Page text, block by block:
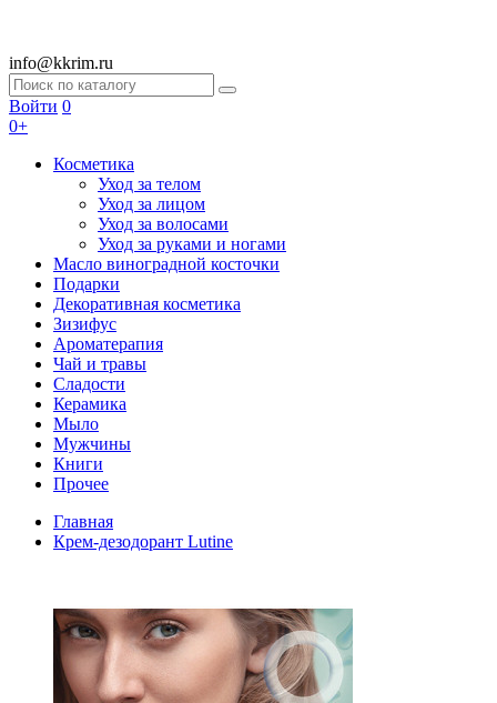
info@kkrim.ru
Войти 0
0+
Косметика
Уход за телом
Уход за лицом
Уход за волосами
Уход за руками и ногами
Масло виноградной косточки
Подарки
Декоративная косметика
Зизифус
Ароматерапия
Чай и травы
Сладости
Керамика
Мыло
Мужчины
Книги
Прочее
Главная
Крем-дезодорант Lutine